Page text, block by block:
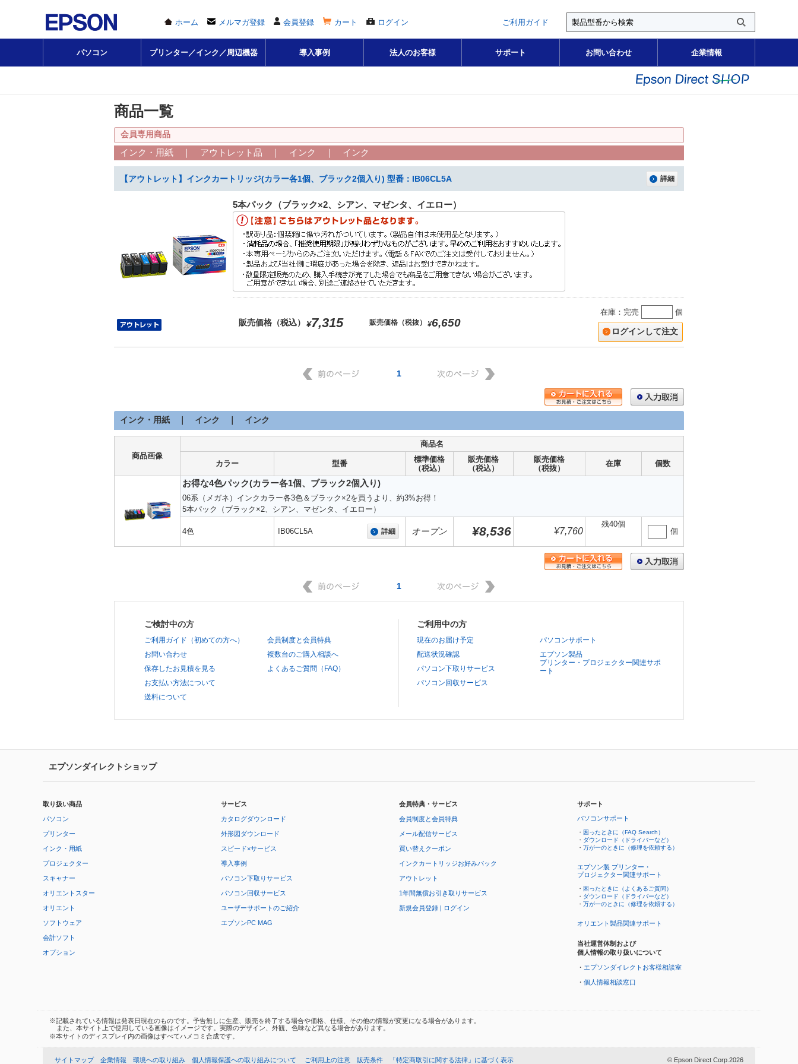
ホーム メルマガ登録 会員登録 カート ログイン ご利用ガイド
パソコン プリンター／インク／周辺機器 導入事例 法人のお客様 サポート お問い合わせ 企業情報
商品一覧
会員専用商品
インク・用紙 ｜ アウトレット品 ｜ インク ｜ インク
【アウトレット】インクカートリッジ(カラー各1個、ブラック2個入り) 型番：IB06CL5A 詳細
5本パック（ブラック×2、シアン、マゼンタ、イエロー）
販売価格（税込） ¥7,315 販売価格（税抜） ¥6,650
在庫：完売 個
ログインして注文
1
インク・用紙 ｜ インク ｜ インク
商品画像
商品名
カラー 型番
標準価格
（税込）
販売価格
（税込）
販売価格
（税抜）
在庫 個数
お得な4色パック(カラー各1個、ブラック2個入り)
06系（メガネ）インクカラー各3色＆ブラック×2を買うより、約3%お得！
5本パック（ブラック×2、シアン、マゼンタ、イエロー）
4色 IB06CL5A 詳細 オープン ¥8,536 ¥7,760
残40個
個
1
ご検討中の方
ご利用ガイド（初めての方へ）
お問い合わせ
保存したお見積を見る
お支払い方法について
送料について
会員制度と会員特典
複数台のご購入相談へ
よくあるご質問（FAQ）
ご利用中の方
現在のお届け予定
配送状況確認
パソコン下取りサービス
パソコン回収サービス
パソコンサポート
エプソン製品
プリンター・プロジェクター関連サポ
ート
エプソンダイレクトショップ
取り扱い商品
パソコン
プリンター
インク・用紙
プロジェクター
スキャナー
オリエントスター
オリエント
ソフトウェア
会計ソフト
オプション
サービス
カタログダウンロード
外形図ダウンロード
スピード×サービス
導入事例
パソコン下取りサービス
パソコン回収サービス
ユーザーサポートのご紹介
エプソンPC MAG
会員特典・サービス
会員制度と会員特典
メール配信サービス
買い替えクーポン
インクカートリッジお好みパック
アウトレット
1年間無償お引き取りサービス
新規会員登録 | ログイン
サポート
パソコンサポート
・ 困ったときに（FAQ Search）
・ ダウンロード（ドライバーなど）
・ 万が一のときに（修理を依頼する）
エプソン製 プリンター・
プロジェクター関連サポート
・ 困ったときに（よくあるご質問）
・ ダウンロード（ドライバーなど）
・ 万が一のときに（修理を依頼する）
オリエント製品関連サポート
当社運営体制および
個人情報の取り扱いについて
・ エプソンダイレクトお客様相談室
・ 個人情報相談窓口
※記載されている情報は発表日現在のものです。予告無しに生産、販売を終了する場合や価格、仕様、その他の情報が変更になる場合があります。
また、本サイト上で使用している画像はイメージです。実際のデザイン、外観、色味など異なる場合があります。
※本サイトのディスプレイ内の画像はすべてハメコミ合成です。
サイトマップ 企業情報 環境への取り組み 個人情報保護への取り組みについて ご利用上の注意 販売条件 「特定商取引に関する法律」に基づく表示 © Epson Direct Corp.2026